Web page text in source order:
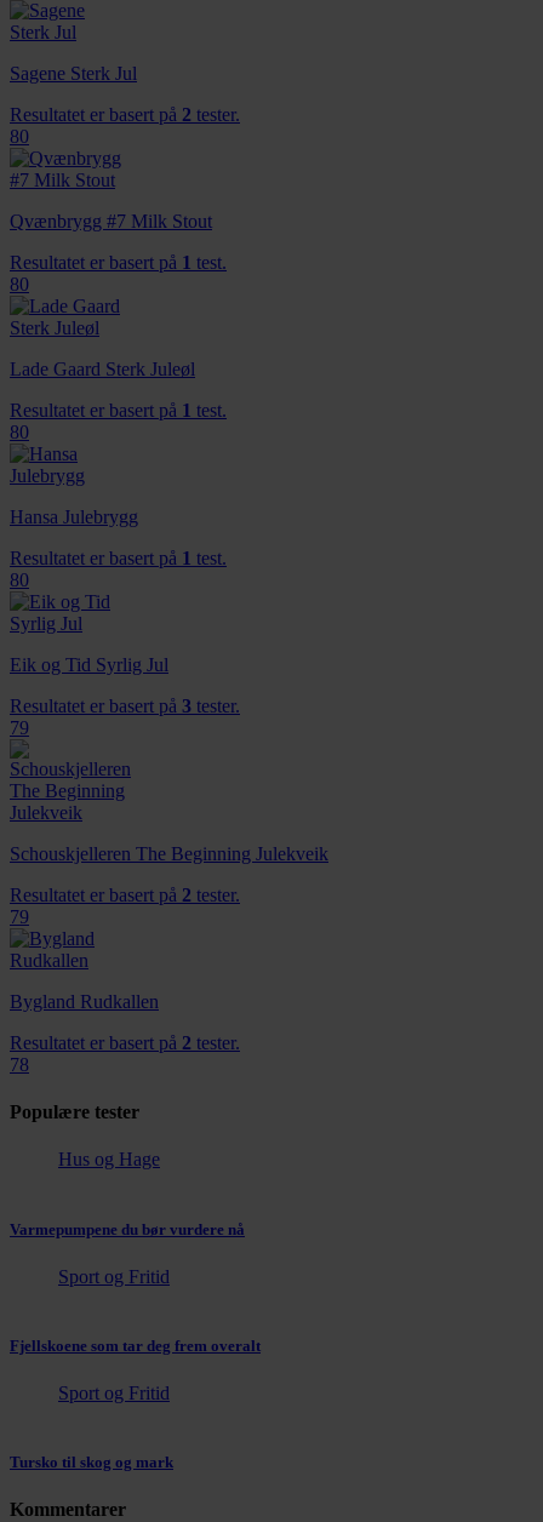
Sagene Sterk Jul
Resultatet er basert på 2 tester.
80
Qvænbrygg #7 Milk Stout
Resultatet er basert på 1 test.
80
Lade Gaard Sterk Juleøl
Resultatet er basert på 1 test.
80
Hansa Julebrygg
Resultatet er basert på 1 test.
80
Eik og Tid Syrlig Jul
Resultatet er basert på 3 tester.
79
Schouskjelleren The Beginning Julekveik
Resultatet er basert på 2 tester.
79
Bygland Rudkallen
Resultatet er basert på 2 tester.
78
Populære tester
Hus og Hage
Varmepumpene du bør vurdere nå
Sport og Fritid
Fjellskoene som tar deg frem overalt
Sport og Fritid
Tursko til skog og mark
Kommentarer